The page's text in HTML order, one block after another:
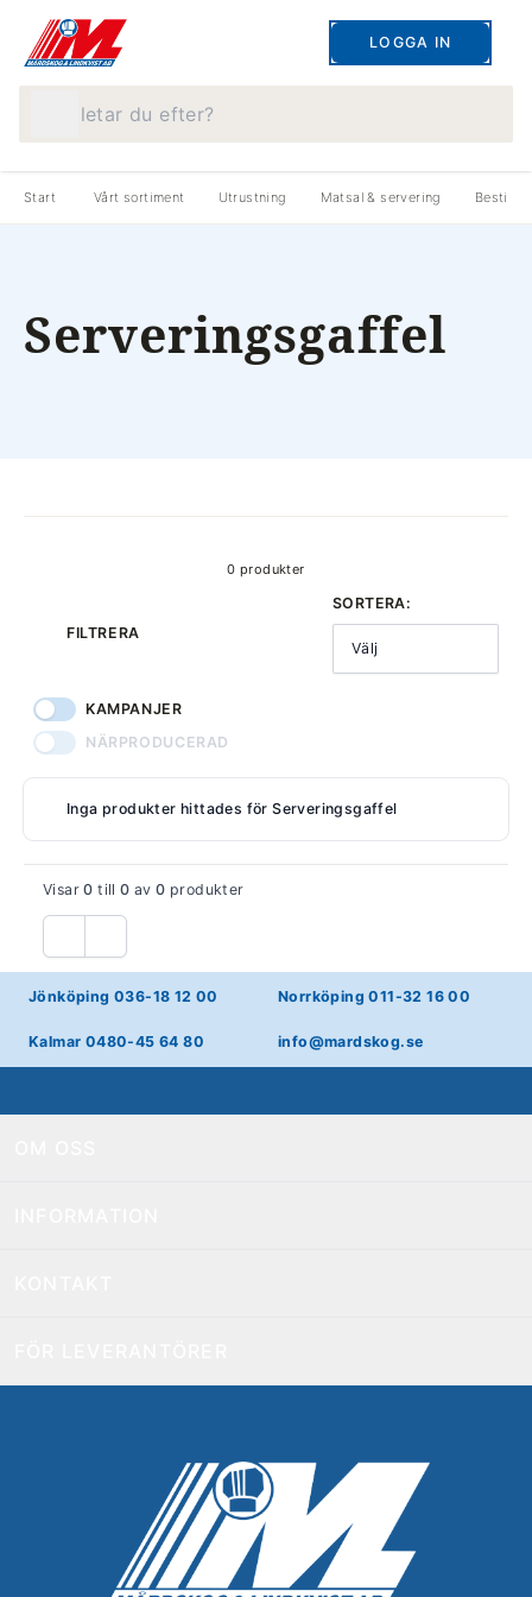
LOGGA IN
Start Vårt sortiment Utrustning Matsal & servering Bestick
Serveringsgaffel
0 produkter
FILTRERA
SORTERA:
Välj
KAMPANJER
NÄRPRODUCERAD
Inga produkter hittades för Serveringsgaffel
Visar0 till0 av0 produkter
Föregående
Nästa
Jönköping 036-18 12 00 Norrköping 011-32 16 00
Kalmar 0480-45 64 80 info@mardskog.se